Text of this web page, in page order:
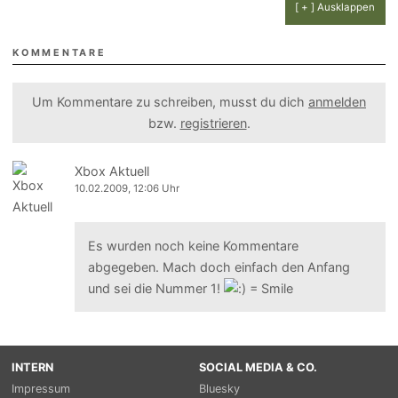
[ + ] Ausklappen
KOMMENTARE
Um Kommentare zu schreiben, musst du dich anmelden
bzw. registrieren.
Xbox Aktuell
10.02.2009, 12:06 Uhr
Es wurden noch keine Kommentare
abgegeben. Mach doch einfach den Anfang
und sei die Nummer 1!
INTERN
Impressum
SOCIAL MEDIA & CO.
Bluesky